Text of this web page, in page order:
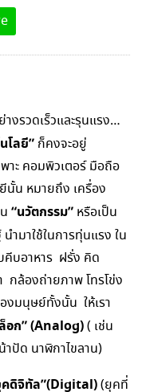
งรวดเร็วและรุนแรง…
โลยี” ก็คงจะอยู่
าะ คอมพิวเตอร์ มือถือ
นั้น หมายถึง เครื่อง
“นวัตกรรม” หรือเป็น
มาใช้ในการทุ่นแรง ใน
คีบอาหาร ฝรั่ง คิด
กล้องถ่ายภาพ โทรโข่ง
งมนุษย์ทั้งนั้น ให้เรา
อก” (Analog)( เช่น
ปัด นาฬิกาไขลาน)
ดิจิทัล”(Digital)(ยุคที่